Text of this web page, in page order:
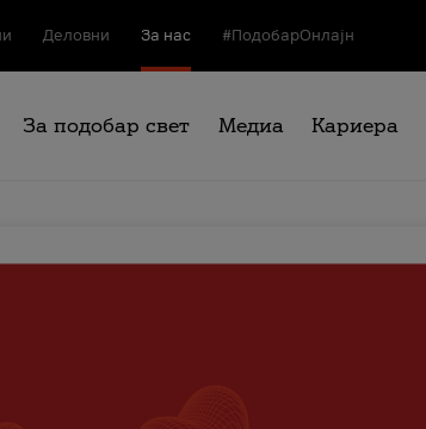
Деловни За нас #ПодобарОнлајн
За подобар свет Медиа Кариера